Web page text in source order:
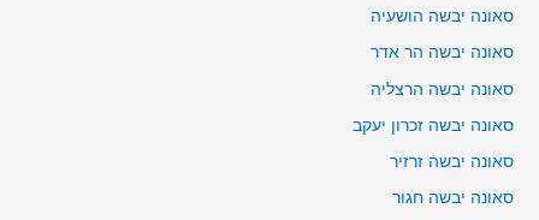
סאונה יבשה הושעיה
סאונה יבשה הר אדר
סאונה יבשה הרצליה
סאונה יבשה זכרון יעקב
סאונה יבשה זרזיר
סאונה יבשה חגור